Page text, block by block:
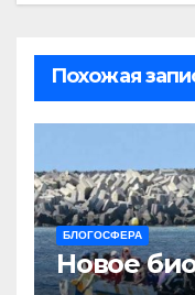
Похожая
БЛОГОСФЕРА
Новое